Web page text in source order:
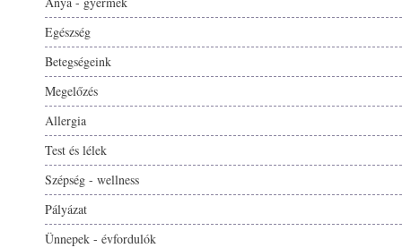
Egészség
Betegségeink
Megelőzés
Allergia
Test és lélek
Szépség - wellness
Pályázat
Ünnepek - évfordulók